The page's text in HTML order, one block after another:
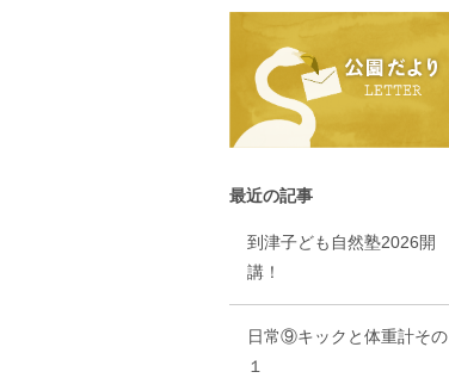
最近の記事
到津子ども自然塾2026開
講！
日常⑨キックと体重計その
１